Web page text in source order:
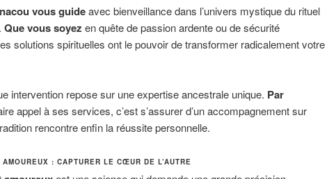
vous guideavec bienveillance dans l’univers mystique du rituel
Que vous soyez en quête de passion ardente ou de sécurité
solutions spirituelles ont le pouvoir de transformer radicalement votre
intervention repose sur une expertise ancestrale unique. Par
appel à ses services, c’est s’assurer d’un accompagnement sur
rencontre enfin la réussite personnelle.
AMOUREUX : CAPTURER LE CŒUR DE L’AUTRE